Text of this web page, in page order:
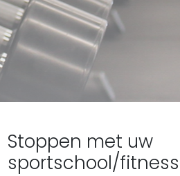
Stoppen met uw
sportschool/